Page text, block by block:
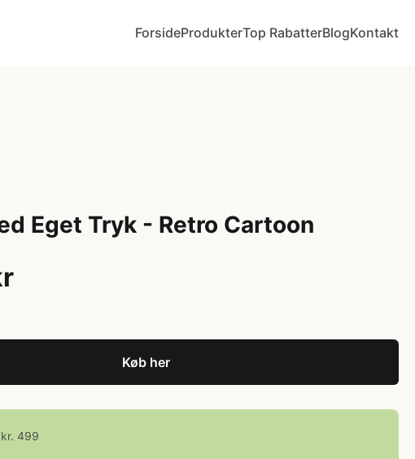
ForsideProdukterTop RabatterBlogKontakt
Eget Tryk - Retro Cartoon
Køb her
499